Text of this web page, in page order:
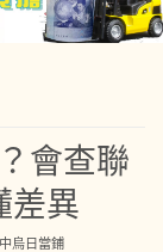
會查聯
差異
烏日當鋪